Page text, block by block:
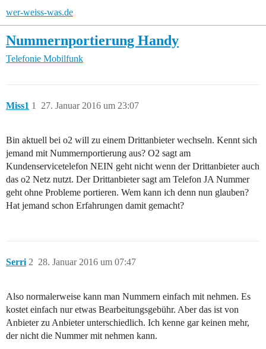
wer-weiss-was.de
Nummernportierung Handy
Telefonie Mobilfunk
Miss1 27. Januar 2016 um 23:07
1
Bin aktuell bei o2 will zu einem Drittanbieter wechseln. Kennt sich
jemand mit Nummernportierung aus? O2 sagt am
Kundenservicetelefon NEIN geht nicht wenn der Drittanbieter auch
das o2 Netz nutzt. Der Drittanbieter sagt am Telefon JA Nummer
geht ohne Probleme portieren. Wem kann ich denn nun glauben?
Hat jemand schon Erfahrungen damit gemacht?
Serri 28. Januar 2016 um 07:47
2
Also normalerweise kann man Nummern einfach mit nehmen. Es
kostet einfach nur etwas Bearbeitungsgebühr. Aber das ist von
Anbieter zu Anbieter unterschiedlich. Ich kenne gar keinen mehr,
der nicht die Nummer mit nehmen kann.